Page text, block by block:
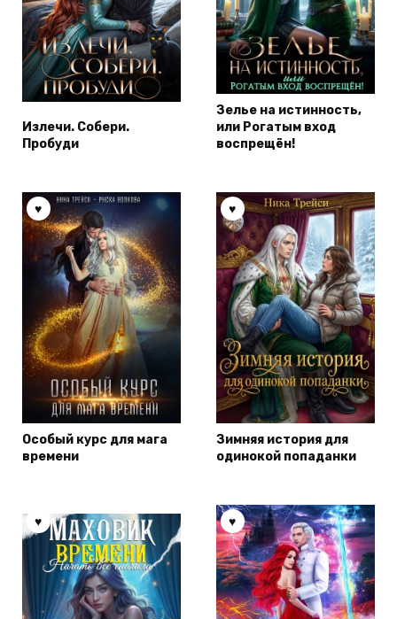
Излечи. Собери.
Пробуди
Зелье на истинность,
или Рогатым вход
воспрещён!
Особый курс для мага
времени
Зимняя история для
одинокой попаданки